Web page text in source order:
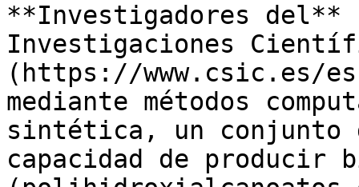
**Investigadores del**
Investigaciones
(https://www.csic.es/
mediante métodos
sintética, un conjunto
capacidad de producir